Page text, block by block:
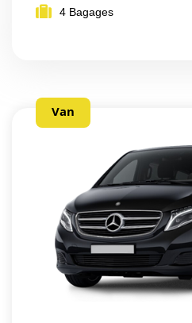
4 Bagages
Van